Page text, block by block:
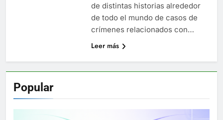
de distintas historias alrededor
de todo el mundo de casos de
crímenes relacionados con…
Leer más
Popular